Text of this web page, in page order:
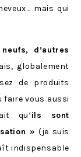
mais qui
d’autres
globalement
de produits
vous aussi
qu’ils sont
» (je suis
indispensable